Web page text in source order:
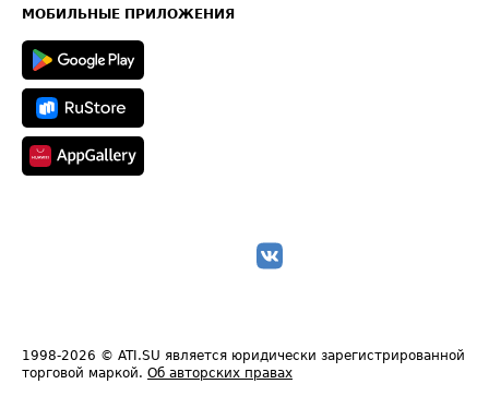
Техническая информация
МОБИЛЬНЫЕ ПРИЛОЖЕНИЯ
1998-2026 © ATI.SU является юридически зарегистрированной
торговой маркой. Об авторских правах